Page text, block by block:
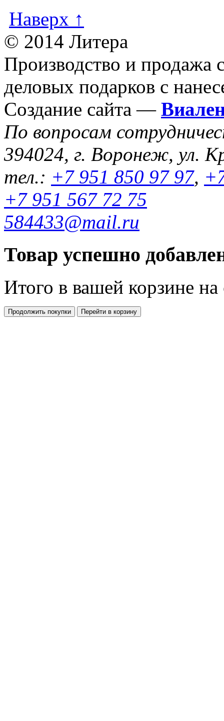
Наверх ↑
© 2014 Литера
Производство и продажа
деловых подарков с
Создание сайта —
По вопросам
394024, г. Воронеж, ул.
тел.: +7 951 850 97 97,
+7 951 567 72 75
584433@mail.ru
Товар успешно
Итого в вашей корзине
Продолжить покупки Перейти в корзину